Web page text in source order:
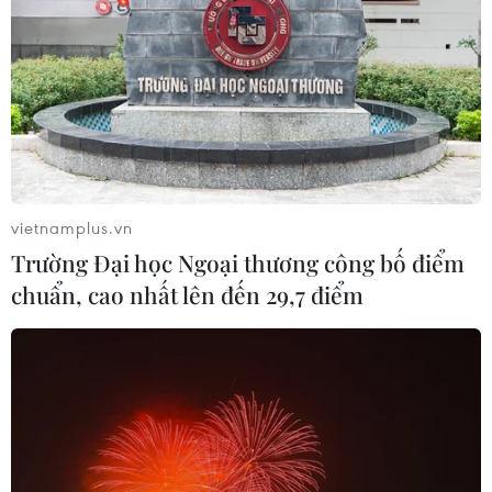
Số ca nhiễm virus Tây sông Nile gia
tăng khắp châu Âu
26/07/2026 09:18
Số ca mắc sởi tại Mỹ lập đỉnh 30 năm
do tỷ lệ tiêm chủng giảm
24/07/2026 23:59
Mỹ điều tra một đợt bùng phát bệnh
vietnamplus.vn
Trường Đại học Ngoại thương công bố điểm
chuẩn, cao nhất lên đến 29,7 điểm